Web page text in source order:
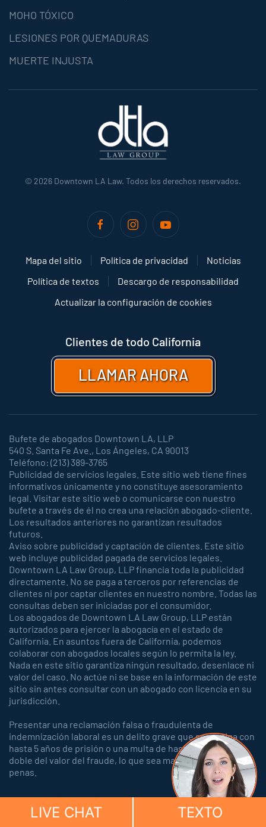
MOHO TÓXICO
LESIONES POR QUEMADURAS
MUERTE INJUSTA
© 2026 Downtown LA Law. Todos los derechos reservados.
Mapa del sitio Política de privacidad
Noticias
Política de textos
Descargo de responsabilidad
Actualizar la configuración de cookies
Clientes de todo California
LLAMAR AHORA
Bufete de abogados Downtown LA, LLP
540 S. Santa Fe Ave., Los Ángeles, CA 90013
Teléfono: (213) 389-3765
Publicidad de servicios legales. Este sitio web tiene fines
informativos únicamente y no constituye asesoramiento
legal. Visitar este sitio web o comunicarse con nuestro
bufete a través de él no crea una relación abogado-cliente.
Los resultados anteriores no garantizan resultados
futuros.
Aviso sobre publicidad y captación de clientes. Este sitio
web incluye publicidad pagada de servicios legales.
Downtown LA Law Group, LLP financia toda la publicidad
directamente. No se paga a terceros por referencias de
clientes ni por captar clientes en nuestro nombre. Todas las
consultas deben ser iniciadas por el consumidor.
Los abogados de Downtown LA Law Group, LLP están
autorizados para ejercer la abogacía en el estado de
California. En asuntos fuera de California, podemos
colaborar con abogados locales según lo permita la ley.
Nada en este sitio garantiza ningún resultado, desenlace ni
valor del caso. No actúe ni se base en la información de este
sitio sin antes consultar con un abogado con licencia en su
jurisdicción.
Presentar una reclamación falsa o fraudulenta de
indemnización laboral es un delito grave que se castiga con
hasta 5 años de prisión o una multa de hasta 150.000 o el
doble del valor del fraude, lo que sea mayor, o con ambas
penas.
LIVE CHAT TEXTO